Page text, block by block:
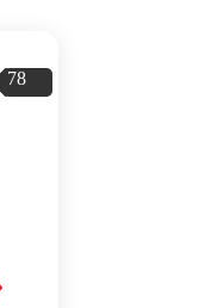
78